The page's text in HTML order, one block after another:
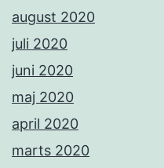
august 2020
juli 2020
juni 2020
maj 2020
april 2020
marts 2020